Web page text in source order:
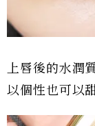
上唇後的水潤
以個性也可以